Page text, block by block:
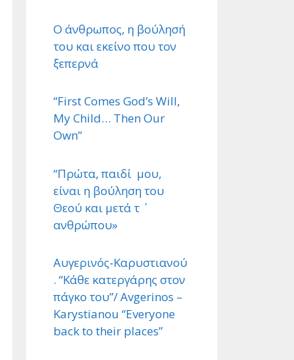
Ο άνθρωπος, η βούλησή
του και εκείνο που τον
ξεπερνά
“First Comes God’s Will,
My Child… Then Our
Own”
“Πρώτα, παιδί μου,
είναι η βούληση του
Θεού και μετά τ ΄
ανθρώπου»
Αυγερινός-Καρυστιανού
. “Κάθε κατεργάρης στον
πάγκο του”/ Avgerinos –
Karystianou “Εveryone
back to their places”